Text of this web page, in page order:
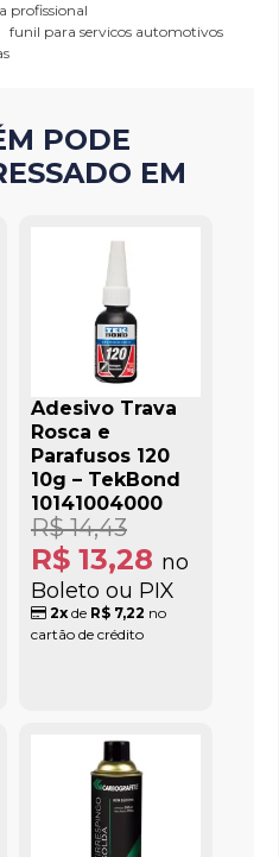
profissional
funil para servicos automotivos
PODE
EM
Adesivo Trava
Rosca e
Parafusos 120
10g – TekBond
10141004000
R$ 13,28 no
Boleto ou PIX
R$ 14,43
2xde R$ 7,22 no
cartão de crédito